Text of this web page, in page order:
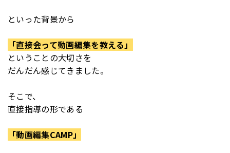
といった背景から
「直接会って動画編集を教える」
ということの大切さを
だんだん感じてきました。
そこで、
直接指導の形である
「動画編集CAMP」